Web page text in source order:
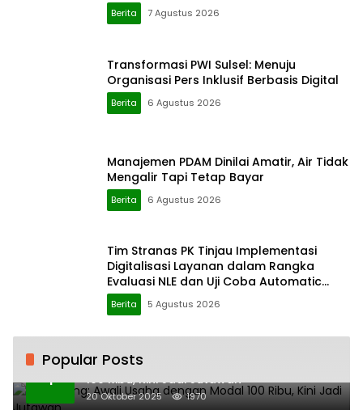
Berita 7 Agustus 2026
Transformasi PWI Sulsel: Menuju
Organisasi Pers Inklusif Berbasis Digital
Berita 6 Agustus 2026
Manajemen PDAM Dinilai Amatir, Air Tidak
Mengalir Tapi Tetap Bayar
Berita 6 Agustus 2026
Tim Stranas PK Tinjau Implementasi
Digitalisasi Layanan dalam Rangka
Evaluasi NLE dan Uji Coba Automatic
Approval SPOG
Berita 5 Agustus 2026
Popular Posts
1
H. Ampang: Awali Usaha dengan Modal
100 Ribu, Kini Jadi Jutawan
20 Oktober 2025 1970